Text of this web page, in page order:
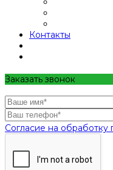
Контакты
Заказать звонок
Согласие на обработку